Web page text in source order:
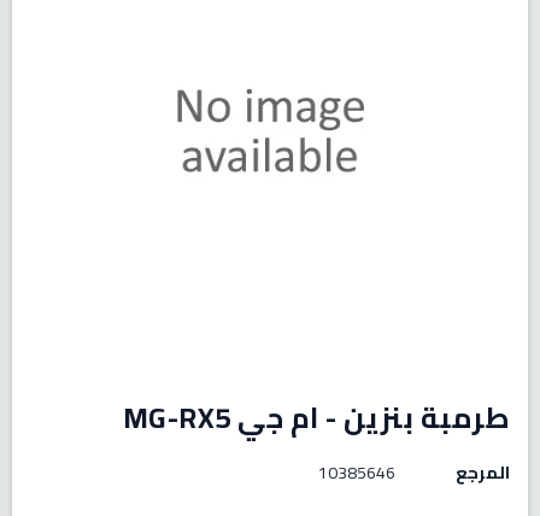
طرمبة بنزين - ام جي MG-RX5
المرجع 10385646